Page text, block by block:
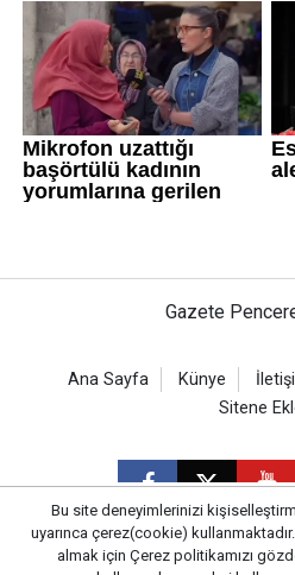
Gazete
Ana Sayfa Künye
Sitene
CM Bilişim
Bu site deneyimlerinizi
uyarınca çerez(cookie)
almak için Çerez politikamızı